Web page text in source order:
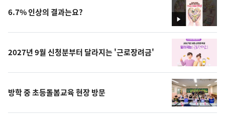
영
상
6.7% 인상의 결과는요?
2027년 9월 신청분부터 달라지는 '근로장려금'
방학 중 초등돌봄교육 현장 방문